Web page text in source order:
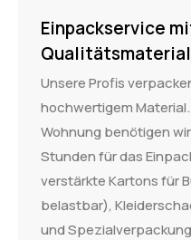
Einpackservice
Unsere Profis
hochwertigem
Wohnung benötigen
Stunden für das
verstärkte Kartons für
belastbar),
und